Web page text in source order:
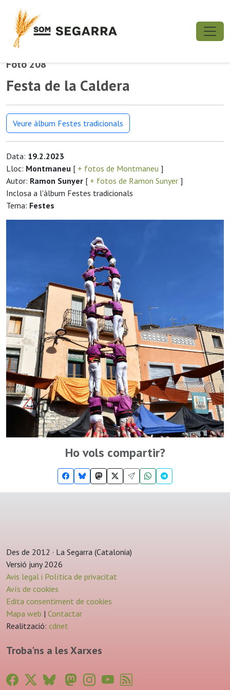
Foto 208
Festa de la Caldera
Veure àlbum Festes tradicionals
Data: 19.2.2023
Lloc: Montmaneu [ + fotos de Montmaneu ]
Autor: Ramon Sunyer [ + fotos de Ramon Sunyer ]
Inclosa a l'àlbum Festes tradicionals
Tema: Festes
Ho vols compartir?
Des de 2012 · La Segarra (Catalonia)
Versió juny 2026
Avis legal i Política de privacitat
Avís de cookies
Edita consentiment de cookies
Mapa web | Contactar
Realització: cdnet
Troba'ns a les Xarxes